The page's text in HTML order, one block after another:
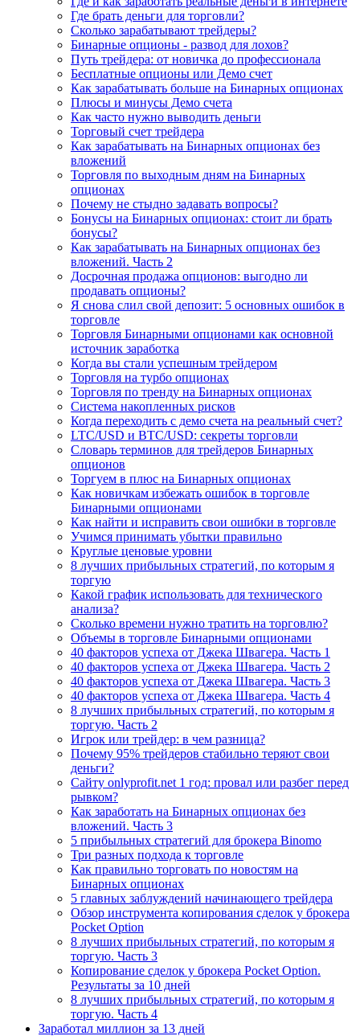
Где брать деньги для торговли?
Сколько зарабатывают трейдеры?
Бинарные опционы - развод для лохов?
Путь трейдера: от новичка до профессионала
Бесплатные опционы или Демо счет
Как зарабатывать больше на Бинарных опционах
Плюсы и минусы Демо счета
Как часто нужно выводить деньги
Торговый счет трейдера
Как зарабатывать на Бинарных опционах без
вложений
Торговля по выходным дням на Бинарных
опционах
Почему не стыдно задавать вопросы?
Бонусы на Бинарных опционах: стоит ли брать
бонусы?
Как зарабатывать на Бинарных опционах без
вложений. Часть 2
Досрочная продажа опционов: выгодно ли
продавать опционы?
Я снова слил свой депозит: 5 основных ошибок в
торговле
Торговля Бинарными опционами как основной
источник заработка
Когда вы стали успешным трейдером
Торговля на турбо опционах
Торговля по тренду на Бинарных опционах
Система накопленных рисков
Когда переходить с демо счета на реальный счет?
LTC/USD и BTC/USD: секреты торговли
Словарь терминов для трейдеров Бинарных
опционов
Торгуем в плюс на Бинарных опционах
Как новичкам избежать ошибок в торговле
Бинарными опционами
Как найти и исправить свои ошибки в торговле
Учимся принимать убытки правильно
Круглые ценовые уровни
8 лучших прибыльных стратегий, по которым я
торгую
Какой график использовать для технического
анализа?
Сколько времени нужно тратить на торговлю?
Объемы в торговле Бинарными опционами
40 факторов успеха от Джека Швагера. Часть 1
40 факторов успеха от Джека Швагера. Часть 2
40 факторов успеха от Джека Швагера. Часть 3
40 факторов успеха от Джека Швагера. Часть 4
8 лучших прибыльных стратегий, по которым я
торгую. Часть 2
Игрок или трейдер: в чем разница?
Почему 95% трейдеров стабильно теряют свои
деньги?
Сайту onlyprofit.net 1 год: провал или разбег перед
рывком?
Как заработать на Бинарных опционах без
вложений. Часть 3
5 прибыльных стратегий для брокера Binomo
Три разных подхода к торговле
Как правильно торговать по новостям на
Бинарных опционах
5 главных заблуждений начинающего трейдера
Обзор инструмента копирования сделок у брокера
Pocket Option
8 лучших прибыльных стратегий, по которым я
торгую. Часть 3
Копирование сделок у брокера Pocket Option.
Результаты за 10 дней
8 лучших прибыльных стратегий, по которым я
торгую. Часть 4
Заработал миллион за 13 дней